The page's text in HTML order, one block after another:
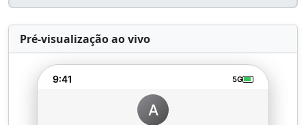
Pré-visualização ao vivo
9:41 5G
A